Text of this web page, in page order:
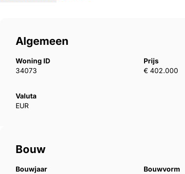
Algemeen
Woning ID
34073
Prijs
€ 402.000
Valuta
EUR
Bouw
Bouwjaar
Bouwvorm